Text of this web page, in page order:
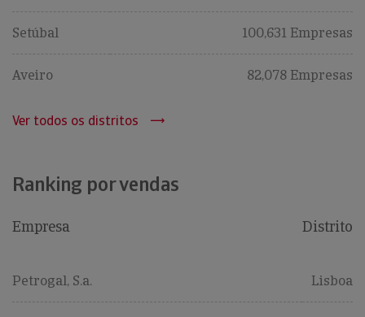
Setúbal 100,631 Empresas
Aveiro 82,078 Empresas
Ver todos os distritos
Ranking por vendas
Empresa Distrito
Petrogal, S.a. Lisboa